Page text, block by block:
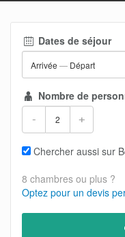
Dates de séjour
Arrivée — Départ
Nombre de
- +
Chercher aussi sur
8 chambres ou plus ?
Optez pour un devis